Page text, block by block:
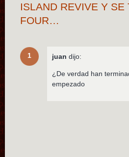
ISLAND REVIVE Y SE
FOUR…
1 juan dijo:
¿De verdad han
empezado